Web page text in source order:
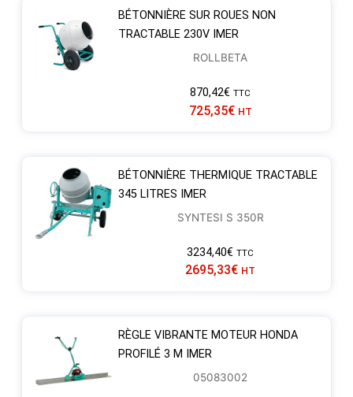
BÉTONNIÈRE SUR ROUES NON
TRACTABLE 230V IMER
ROLLBETA
870,42€ TTC
725,35€ HT
BÉTONNIÈRE THERMIQUE TRACTABLE
345 LITRES IMER
SYNTESI S 350R
3234,40€ TTC
2695,33€ HT
RÈGLE VIBRANTE MOTEUR HONDA
PROFILÉ 3 M IMER
05083002